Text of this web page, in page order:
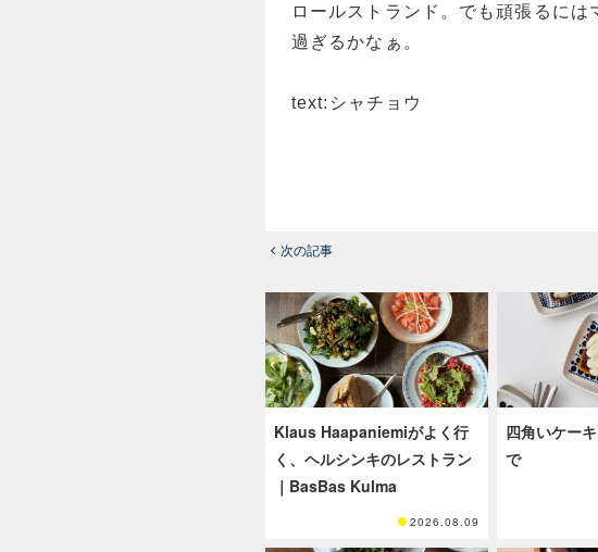
ロールストランド。でも頑張るには
過ぎるかなぁ。
text:シャチョウ
次の記事
Klaus Haapaniemiがよく行
く、ヘルシンキのレストラン
｜BasBas Kulma
2026.08.09
四角いケー
で